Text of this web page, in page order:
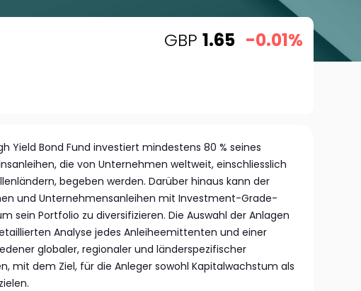
GBP 1.65 -0.01%
Yield Bond Fund investiert mindestens 80 % seines
die von Unternehmen weltweit, einschliesslich
begeben werden. Darüber hinaus kann der
und Unternehmensanleihen mit Investment-Grade-
sein Portfolio zu diversifizieren. Die Auswahl der Anlagen
Analyse jedes Anleiheemittenten und einer
globaler, regionaler und länderspezifischer
mit dem Ziel, für die Anleger sowohl Kapitalwachstum als